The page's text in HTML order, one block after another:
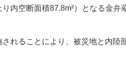
内空断面積87.8m²）となる金
れることにより、被災地と内陸